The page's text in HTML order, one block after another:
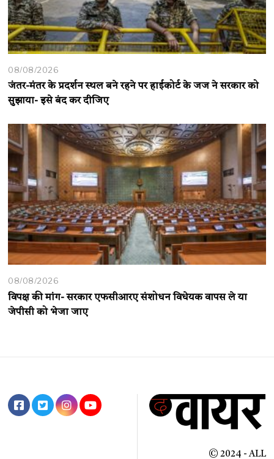
08/08/2026
जंतर-मंतर के प्रदर्शन स्थल बने रहने पर हाईकोर्ट के जज ने सरकार को
सुझाया- इसे बंद कर दीजिए
08/08/2026
विपक्ष की मांग- सरकार एफसीआरए संशोधन विधेयक वापस ले या
जेपीसी को भेजा जाए
© 2024 - ALL